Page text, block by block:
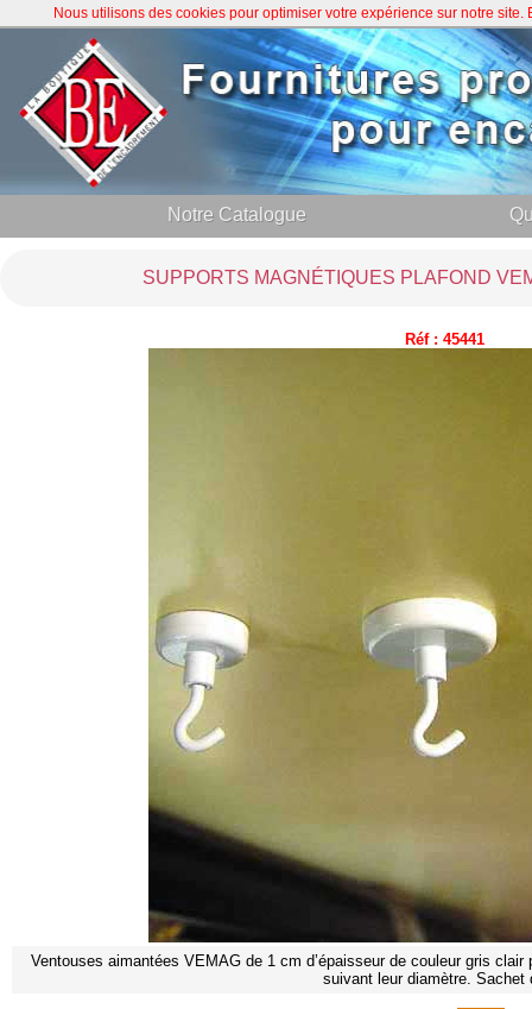
Notre Catalogue
SUPPORTS MAGNÉTIQUES PLAFOND
Réf : 45441
Ventouses aimantées VEMAG de 1 cm d’épaisseur de couleur gris
suivant leur diamètre. Sachet
Nous utilisons des cookies pour optimiser votre expérience sur notre